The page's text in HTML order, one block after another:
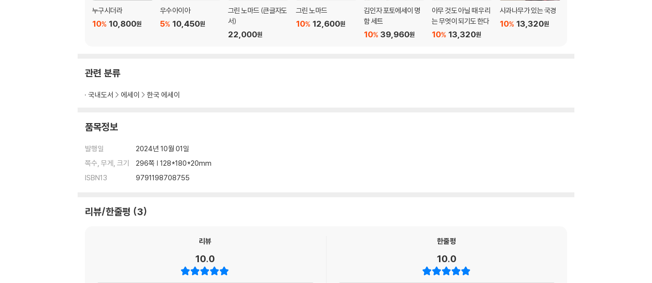
제3장 | 여행, 여자에게서 여자에게로
모든 자연은 인류 공공의 자산
자작자작, 자작나무 같은 아이들
여행, 여자에게서 여자에게로
혼자만의 시간을 위한 자기훈련
숲의 정령들
눈부신 순간에 집중하자
산책, 구름 위 배추밭
곡선으로 되돌아갈 순 없을까
제4장 | 다시 가문비나무를 찾아서
누구시더라
10,800원
10%
우수아이아
10,450원
5%
그린 노마드 (큰글자도
서)
22,000원
그린 노마드
12,600원
10%
김인자 포토에세이 명
함 세트
39,960원
10%
아무 것도 아닐 때 우리
는 무엇이 되기도 한다
13,320원
10%
사과나무가 있는 국경
13,320원
10%
관련 분류
국내도서 에세이 한국 에세이
품목정보
발행일
2024년 10월 01일
쪽수, 무게, 크기
296쪽 | 128*180*20mm
ISBN13
9791198708755
리뷰/한줄평 3
리뷰
10.0
한줄평
10.0